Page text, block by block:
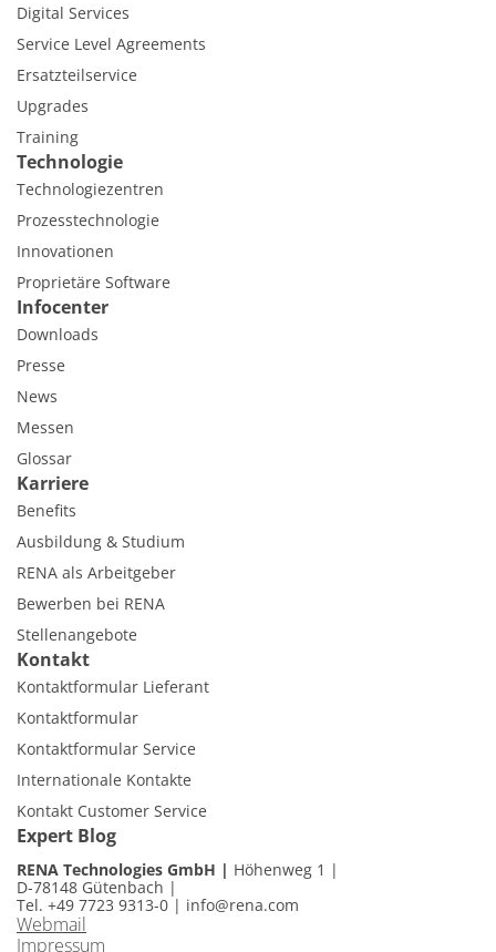
Digital Services
Service Level Agreements
Ersatzteilservice
Upgrades
Training
Technologie
Technologiezentren
Prozesstechnologie
Innovationen
Proprietäre Software
Infocenter
Downloads
Presse
News
Messen
Glossar
Karriere
Benefits
Ausbildung & Studium
RENA als Arbeitgeber
Bewerben bei RENA
Stellenangebote
Kontakt
Kontaktformular Lieferant
Kontaktformular
Kontaktformular Service
Internationale Kontakte
Kontakt Customer Service
Expert Blog
RENA Technologies GmbH
Höhenweg 1
D-78148 Gütenbach
Tel. +49 7723 9313-0 | info@rena.com
Webmail
Impressum